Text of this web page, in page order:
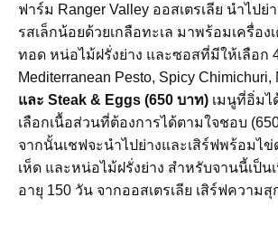
ฟาร์ม Ranger Valley ออสเตรเลีย นำไปย่
รสเล็กน้อยด้วยเกลือทะเล มาพร้อมเครื่อง
ทอด หน่อไม้ฝรั่งย่าง และซอสที่มีให้เลือก
Mediterranean Pesto, Spicy Chimichuri,
และ Steak & Eggs (650 บาท) เมนูที่อิ่มไ
เลือกเนื้อส่วนที่ต้องการได้ตามใจชอบ
จากนั้นเชฟจะนำไปย่างและเสิร์ฟพร้อมไ
เห็ด และหน่อไม้ฝรั่งย่าง สำหรับจานนี้เป็น
อายุ 150 วัน จากออสเตรเลีย เสิร์ฟความ